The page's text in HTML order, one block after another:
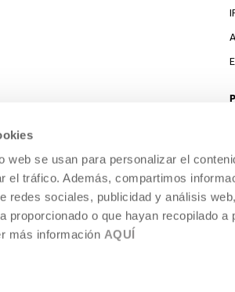
web se usan para personalizar el
el tráfico. Además, compartimos
redes sociales, publicidad y análisis
proporcionado o que hayan recopilado
más información AQUÍ
ZENTROA,